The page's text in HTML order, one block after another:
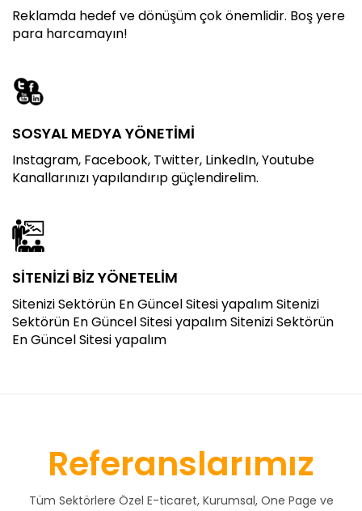
Reklamda hedef ve dönüşüm çok önemlidir. Boş yere
para harcamayın!
SOSYAL MEDYA YÖNETİMİ
Instagram, Facebook, Twitter, LinkedIn, Youtube
Kanallarınızı yapılandırıp güçlendirelim.
SİTENİZİ BİZ YÖNETELİM
Sitenizi Sektörün En Güncel Sitesi yapalım Sitenizi
Sektörün En Güncel Sitesi yapalım Sitenizi Sektörün
En Güncel Sitesi yapalım
Referanslarımız
Tüm Sektörlere Özel E-ticaret, Kurumsal, One Page ve